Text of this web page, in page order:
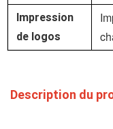
Impression
de logos
Description du